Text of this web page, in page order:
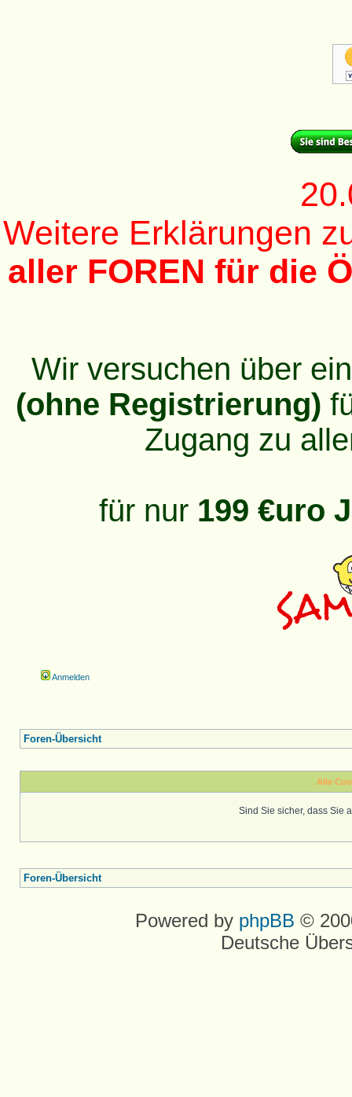
Weitere Erklärungen
aller FOREN für die
Wir versuchen über
(ohne Registrierung)
Zugang zu
für nur 199 €uro
Anmelden
Foren-Übersicht
Alle
Sind Sie sicher, dass Sie
Foren-Übersicht
Powered by phpBB ©
Deutsche